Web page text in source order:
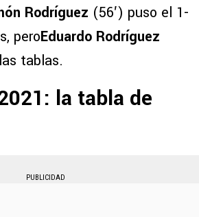
Rodríguez (56′) puso el 1-
peroEduardo Rodríguez
tablas.
la tabla de
PUBLICIDAD